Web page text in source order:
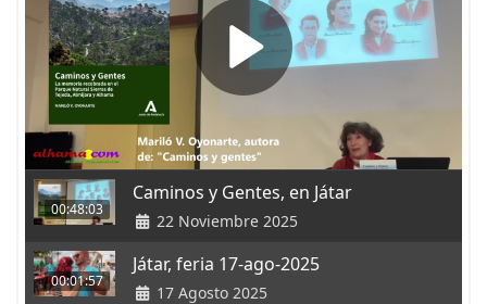
00:48:03
Caminos y Gentes, en Játar
22 Noviembre 2025
00:01:57
Játar, feria 17-ago-2025
17 Agosto 2025